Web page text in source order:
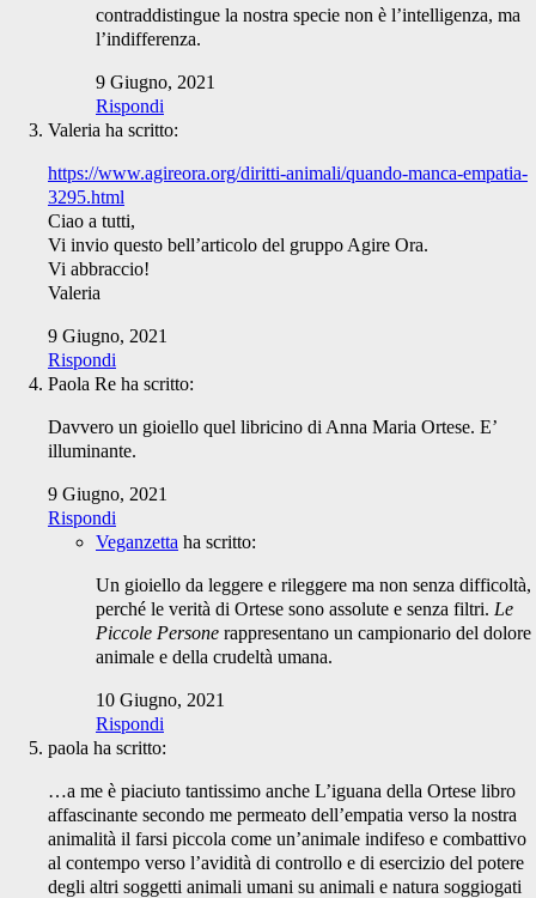
contraddistingue la nostra specie non è l’intelligenza, ma
l’indifferenza.
9 Giugno, 2021
Rispondi
Valeria ha scritto:
https://www.agireora.org/diritti-animali/quando-manca-empatia-
3295.html
Ciao a tutti,
Vi invio questo bell’articolo del gruppo Agire Ora.
Vi abbraccio!
Valeria
9 Giugno, 2021
Rispondi
Paola Re ha scritto:
Davvero un gioiello quel libricino di Anna Maria Ortese. E’
illuminante.
9 Giugno, 2021
Rispondi
Veganzetta ha scritto:
Un gioiello da leggere e rileggere ma non senza difficoltà,
perché le verità di Ortese sono assolute e senza filtri. Le
Piccole Persone rappresentano un campionario del dolore
animale e della crudeltà umana.
10 Giugno, 2021
Rispondi
paola ha scritto:
…a me è piaciuto tantissimo anche L’iguana della Ortese libro
affascinante secondo me permeato dell’empatia verso la nostra
animalità il farsi piccola come un’animale indifeso e combattivo
al contempo verso l’avidità di controllo e di esercizio del potere
degli altri soggetti animali umani su animali e natura soggiogati